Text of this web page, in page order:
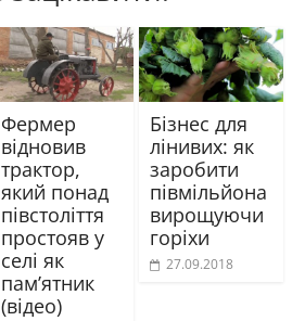
Фермер
відновив
трактор,
який понад
півстоліття
простояв у
селі як
пам’ятник
(відео)
Бізнес для
лінивих: як
заробити
півмільйона
вирощуючи
горіхи
27.09.2018